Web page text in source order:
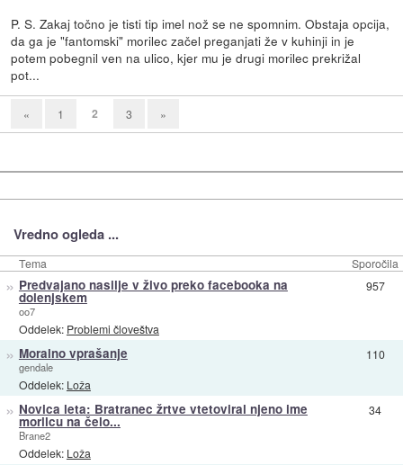
P. S. Zakaj točno je tisti tip imel nož se ne spomnim. Obstaja opcija,
da ga je "fantomski" morilec začel preganjati že v kuhinji in je
potem pobegnil ven na ulico, kjer mu je drugi morilec prekrižal
pot...
« 1 2 3 »
Vredno ogleda ...
Tema Sporočila
» Predvajano nasilje v živo preko facebooka na
dolenjskem
oo7
Oddelek: Problemi človeštva
957
» Moralno vprašanje
gendale
Oddelek: Loža
110
» Novica leta: Bratranec žrtve vtetoviral njeno ime
morilcu na čelo...
Brane2
Oddelek: Loža
34